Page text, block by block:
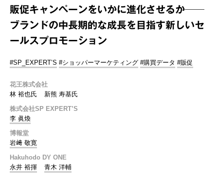
販促キャンペーンをいかに進化させるか──
ブランドの中長期的な成長を目指す新しいセ
ールスプロモーション
#SP_EXPERT’S #ショッパーマーケティング #購買データ #販促
花王株式会社
林 裕也氏
新熊 寿基氏
株式会社SP EXPERT’S
李 眞煥
博報堂
岩﨑 敬寛
Hakuhodo DY ONE
永井 裕揮
青木 洋輔